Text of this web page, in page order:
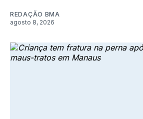
REDAÇÃO BMA
agosto 8, 2026